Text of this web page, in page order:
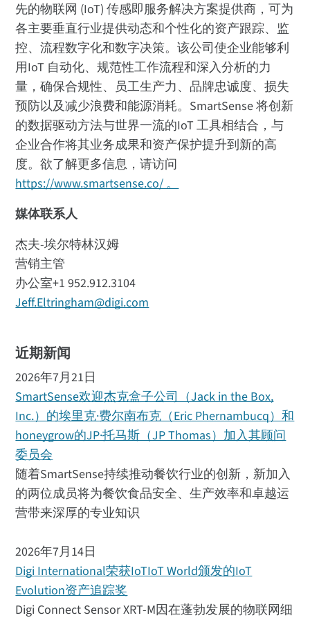
先的物联网 (IoT) 传感即服务解决方案提供商，可为
各主要垂直行业提供动态和个性化的资产跟踪、监
控、流程数字化和数字决策。该公司使企业能够利
用IoT 自动化、规范性工作流程和深入分析的力
量，确保合规性、员工生产力、品牌忠诚度、损失
预防以及减少浪费和能源消耗。SmartSense 将创新
的数据驱动方法与世界一流的IoT 工具相结合，与
企业合作将其业务成果和资产保护提升到新的高
度。欲了解更多信息，请访问
https://www.smartsense.co/ 。
媒体联系人
杰夫-埃尔特林汉姆
营销主管
办公室+1 952.912.3104
Jeff.Eltringham@digi.com
近期新闻
2026年7月21日
SmartSense欢迎杰克盒子公司（Jack in the Box,
Inc.）的埃里克·费尔南布克（Eric Phernambucq）和
honeygrow的JP·托马斯（JP Thomas）加入其顾问
委员会
随着SmartSense持续推动餐饮行业的创新，新加入
的两位成员将为餐饮食品安全、生产效率和卓越运
营带来深厚的专业知识
2026年7月14日
Digi International荣获IoTIoT World颁发的IoT
Evolution资产追踪奖
Digi Connect Sensor XRT-M因在蓬勃发展的物联网细